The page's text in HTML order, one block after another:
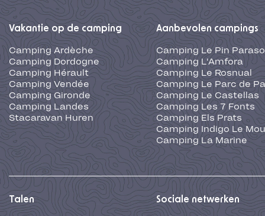
Vakantie op de camping
Camping Ardèche
Camping Dordogne
Camping Hérault
Camping Vendée
Camping Gironde
Camping Landes
Stacaravan Huren
Aanbevolen campings
Camping Le Pin
Camping L'Amfora
Camping Le Rosnual
Camping Le Parc de
Camping Le Castellas
Camping Les 7 Fonts
Camping Els Prats
Camping Indigo Le
Camping La Marine
Talen Sociale netwerken